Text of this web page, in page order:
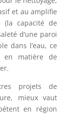
et au amplifie
(la capacité de
d’une paroi
dans l’eau, ce
en matière de
projets de
mieux vaut
en région